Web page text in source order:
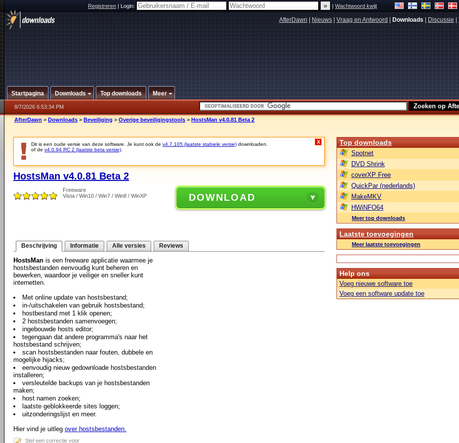
Registreren|Login: |Wachtwoord kwijt
AfterDawn Nieuws Vraag en Antwoord Downloads Discussie
Startpagina Downloads Top downloads Meer
8/7/2026 6:53:34 PM
AfterDawn > Downloads > Beveiliging > Overige beveiligingstools > HostsMan v4.0.81 Beta 2
Dit is een oude versie van deze software. Je kunt ook de v4.7.105 (laatste stabiele versie) downloaden.
of de v4.0.94 RC 2 (laatste beta versie)
X
HostsMan v4.0.81 Beta 2
Freeware
Vista / Win10 / Win7 / Win8 / WinXP
DOWNLOAD
Beschrijving Informatie Alle versies Reviews
HostsMan is een freeware applicatie waarmee je
hostsbestanden eenvoudig kunt beheren en
bewerken, waardoor je veiliger en sneller kunt
internetten.
Met online update van hostsbestand;
in-/uitschakelen van gebruik hostsbestand;
hostbestand met 1 klik openen;
2 hostsbestanden samenvoegen;
ingebouwde hosts editor;
tegengaan dat andere programma's naar het
hostsbestand schrijven;
scan hostsbestanden naar fouten, dubbele en
mogelijke hijacks;
eenvoudig nieuw gedownloade hostsbestanden
installeren;
versleutelde backups van je hostsbestanden
maken;
host namen zoeken;
laatste geblokkeerde sites loggen;
uitzonderingslijst en meer.
Hier vind je uitleg over hostsbestanden.
Stel een correctie voor
Top downloads
Spotnet
DVD Shrink
coverXP Free
QuickPar (nederlands)
MakeMKV
HWiNFO64
Meer top downloads
Laatste toevoegingen
Meer laatste toevoegingen
Help ons
Voeg nieuwe software toe
Voeg een software update toe